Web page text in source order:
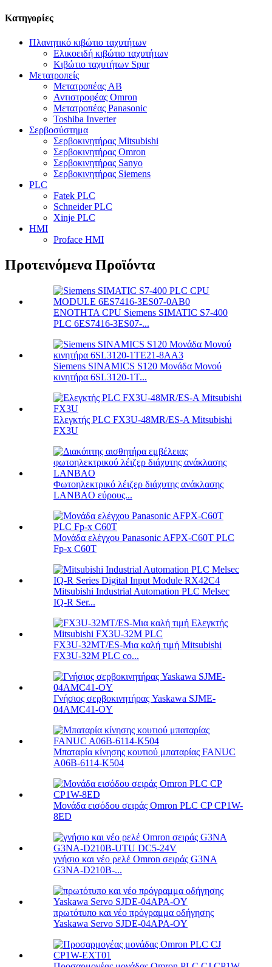
Κατηγορίες
Πλανητικό κιβώτιο ταχυτήτων
Ελικοειδή κιβώτιο ταχυτήτων
Κιβώτιο ταχυτήτων Spur
Μετατροπείς
Μετατροπέας AB
Αντιστροφέας Omron
Μετατροπέας Panasonic
Toshiba Inverter
Σερβοσύστημα
Σερβοκινητήρας Mitsubishi
Σερβοκινητήρας Omron
Σερβοκινητήρας Sanyo
Σερβοκινητήρας Siemens
PLC
Fatek PLC
Schneider PLC
Xinje PLC
HMI
Proface HMI
Προτεινόμενα Προϊόντα
ΕΝΟΤΗΤΑ CPU Siemens SIMATIC S7-400
PLC 6ES7416-3ES07-...
Siemens SINAMICS S120 Μονάδα Μονού
κινητήρα 6SL3120-1T...
Ελεγκτής PLC FX3U-48MR/ES-A Mitsubishi
FX3U
Φωτοηλεκτρικό λέιζερ διάχυτης ανάκλασης
LANBAO εύρους...
Μονάδα ελέγχου Panasonic AFPX-C60T PLC
Fp-x C60T
Mitsubishi Industrial Automation PLC Melsec
IQ-R Ser...
FX3U-32MT/ES-Μια καλή τιμή Mitsubishi
FX3U-32M PLC co...
Γνήσιος σερβοκινητήρας Yaskawa SJME-
04AMC41-OY
Μπαταρία κίνησης κουτιού μπαταρίας FANUC
A06B-6114-K504
Μονάδα εισόδου σειράς Omron PLC CP CP1W-
8ED
γνήσιο και νέο ρελέ Omron σειράς G3NA
G3NA-D210B-...
πρωτότυπο και νέο πρόγραμμα οδήγησης
Yaskawa Servo SJDE-04APA-OY